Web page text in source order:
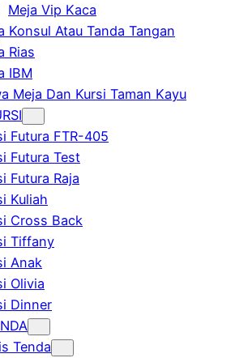
Meja Vip Kaca
Konsul Atau Tanda Tangan
Rias
IBM
Meja Dan Kursi Taman Kayu
Futura FTR-405
Futura Test
Futura Raja
Kuliah
Cross Back
Tiffany
Anak
Olivia
Dinner
Tenda